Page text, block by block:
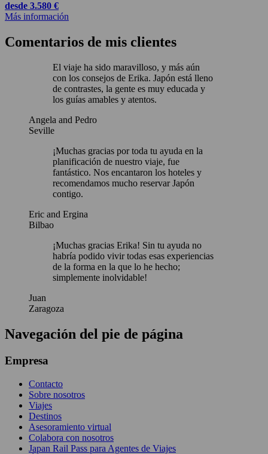
desde 3.580 €
Más información
Comentarios de mis clientes
El viaje ha sido maravilloso, y más aún
con los consejos de Erika. Japón está lleno
de contrastes, la gente es muy educada y
los guías amables y atentos.
Angela and Pedro
Seville
¡Muchas gracias por toda tu ayuda en la
planificación de nuestro viaje, fue
fantástico. Nos encantaron los hoteles y
recomendamos mucho reservar Japón
contigo.
Eric and Ergina
Bilbao
¡Muchas gracias Erika! Sin tu ayuda no
habría podido vivir todas esas experiencias
de la forma en la que lo he hecho;
simplemente inolvidable!
Juan
Zaragoza
Navegación del pie de página
Empresa
Contacto
Sobre nosotros
Viajes
Destinos
Asesoramiento virtual
Colabora con nosotros
Japan Rail Pass para Agentes de Viajes